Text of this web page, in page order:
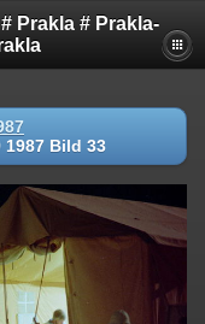
Prakla # Prakla-
Bild 33